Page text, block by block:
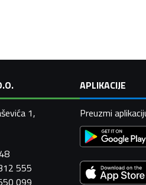
1,
555
APLIKACIJE
Preuzmi